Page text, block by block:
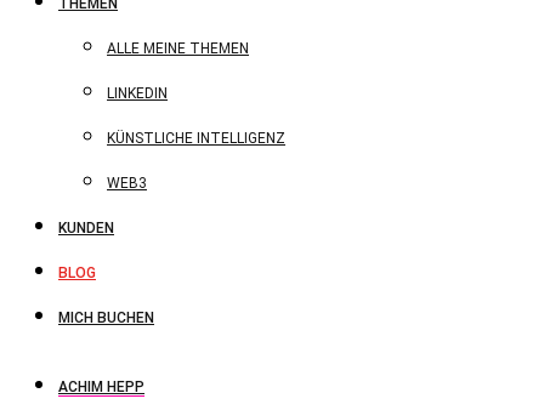
THEMEN
ALLE MEINE THEMEN
LINKEDIN
KÜNSTLICHE INTELLIGENZ
WEB3
KUNDEN
BLOG
MICH BUCHEN
ACHIM HEPP